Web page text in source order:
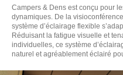
Campers & Dens est conçu pour
dynamiques. De la
système d’éclairage flexible
Réduisant la fatigue visuelle et
individuelles, ce système
naturel et agréablement éclairé